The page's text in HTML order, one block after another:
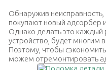
Обнаружив
покупают новый адсорбер
Однако делать это каждый
устройство, будет многим
Поэтому, чтобы
можем отремонтировать